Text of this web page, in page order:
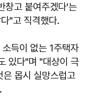
창고 붙여주겠다'는
"고 직격했다.
득이 없는 1주택자
있다"며 "대상이 극
몹시 실망스럽고